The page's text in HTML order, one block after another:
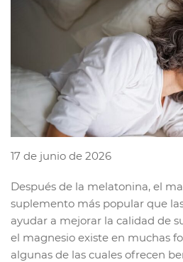
17 de junio de 2026
Después de la melatonina, el
suplemento más popular que
ayudar a mejorar la calidad de
el magnesio existe en muchas
algunas de las cuales ofrecen